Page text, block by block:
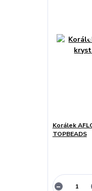
Korálek
TOPBEADS